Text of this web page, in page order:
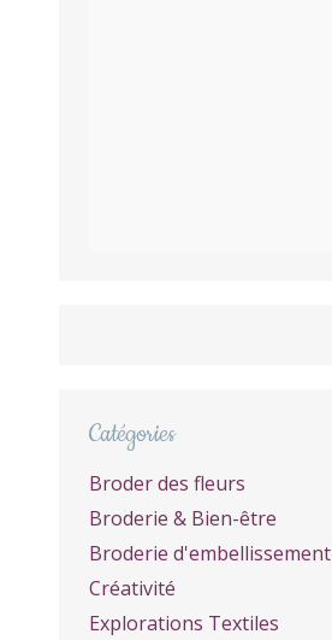
Catégories
Broder des fleurs
Broderie & Bien-être
Broderie d'embellissement
Créativité
Explorations Textiles